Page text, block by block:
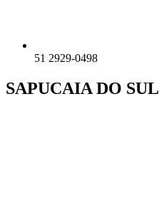
51 2929-0498
SAPUCAIA DO SUL